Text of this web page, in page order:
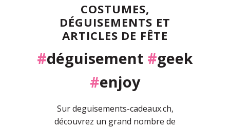
COSTUMES,
DÉGUISEMENTS ET
ARTICLES DE FÊTE
#déguisement #geek
#enjoy
Sur deguisements-cadeaux.ch,
découvrez un grand nombre de